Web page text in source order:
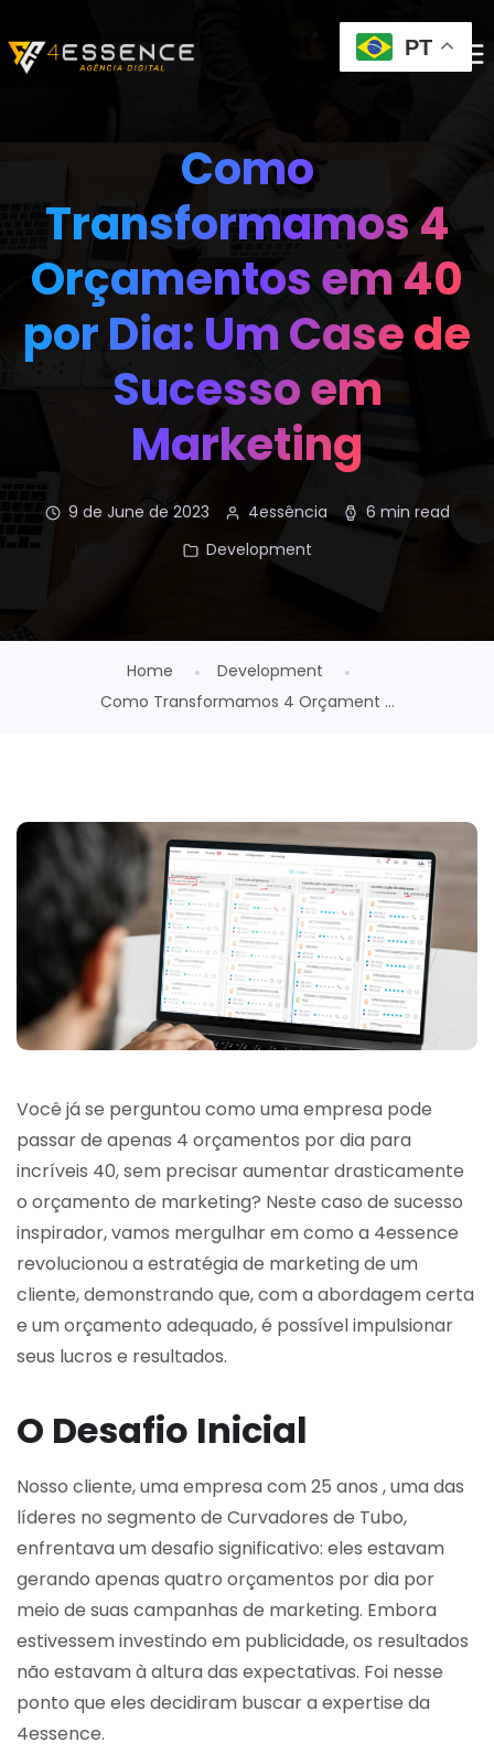
Como
Transformamos 4
Orçamentos em 40
por Dia: Um Case de
Sucesso em
Marketing
9 de June de 2023 4essência
6 min read
Development
Home
Development
Como Transformamos 4 Orçament ...
Você já se perguntou como uma empresa pode
passar de apenas 4 orçamentos por dia para
incríveis 40, sem precisar aumentar drasticamente
o orçamento de marketing? Neste caso de sucesso
inspirador, vamos mergulhar em como a 4essence
revolucionou a estratégia de marketing de um
cliente, demonstrando que, com a abordagem certa
e um orçamento adequado, é possível impulsionar
seus lucros e resultados.
O Desafio Inicial
Nosso cliente, uma empresa com 25 anos , uma das
líderes no segmento de Curvadores de Tubo,
enfrentava um desafio significativo: eles estavam
gerando apenas quatro orçamentos por dia por
meio de suas campanhas de marketing. Embora
estivessem investindo em publicidade, os resultados
não estavam à altura das expectativas. Foi nesse
ponto que eles decidiram buscar a expertise da
4essence.
PT